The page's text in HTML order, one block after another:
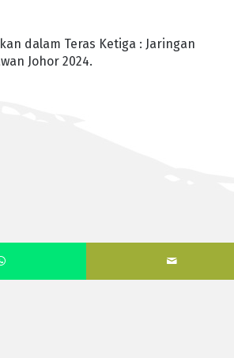
dalam Teras Ketiga : Jaringan
Johor 2024.